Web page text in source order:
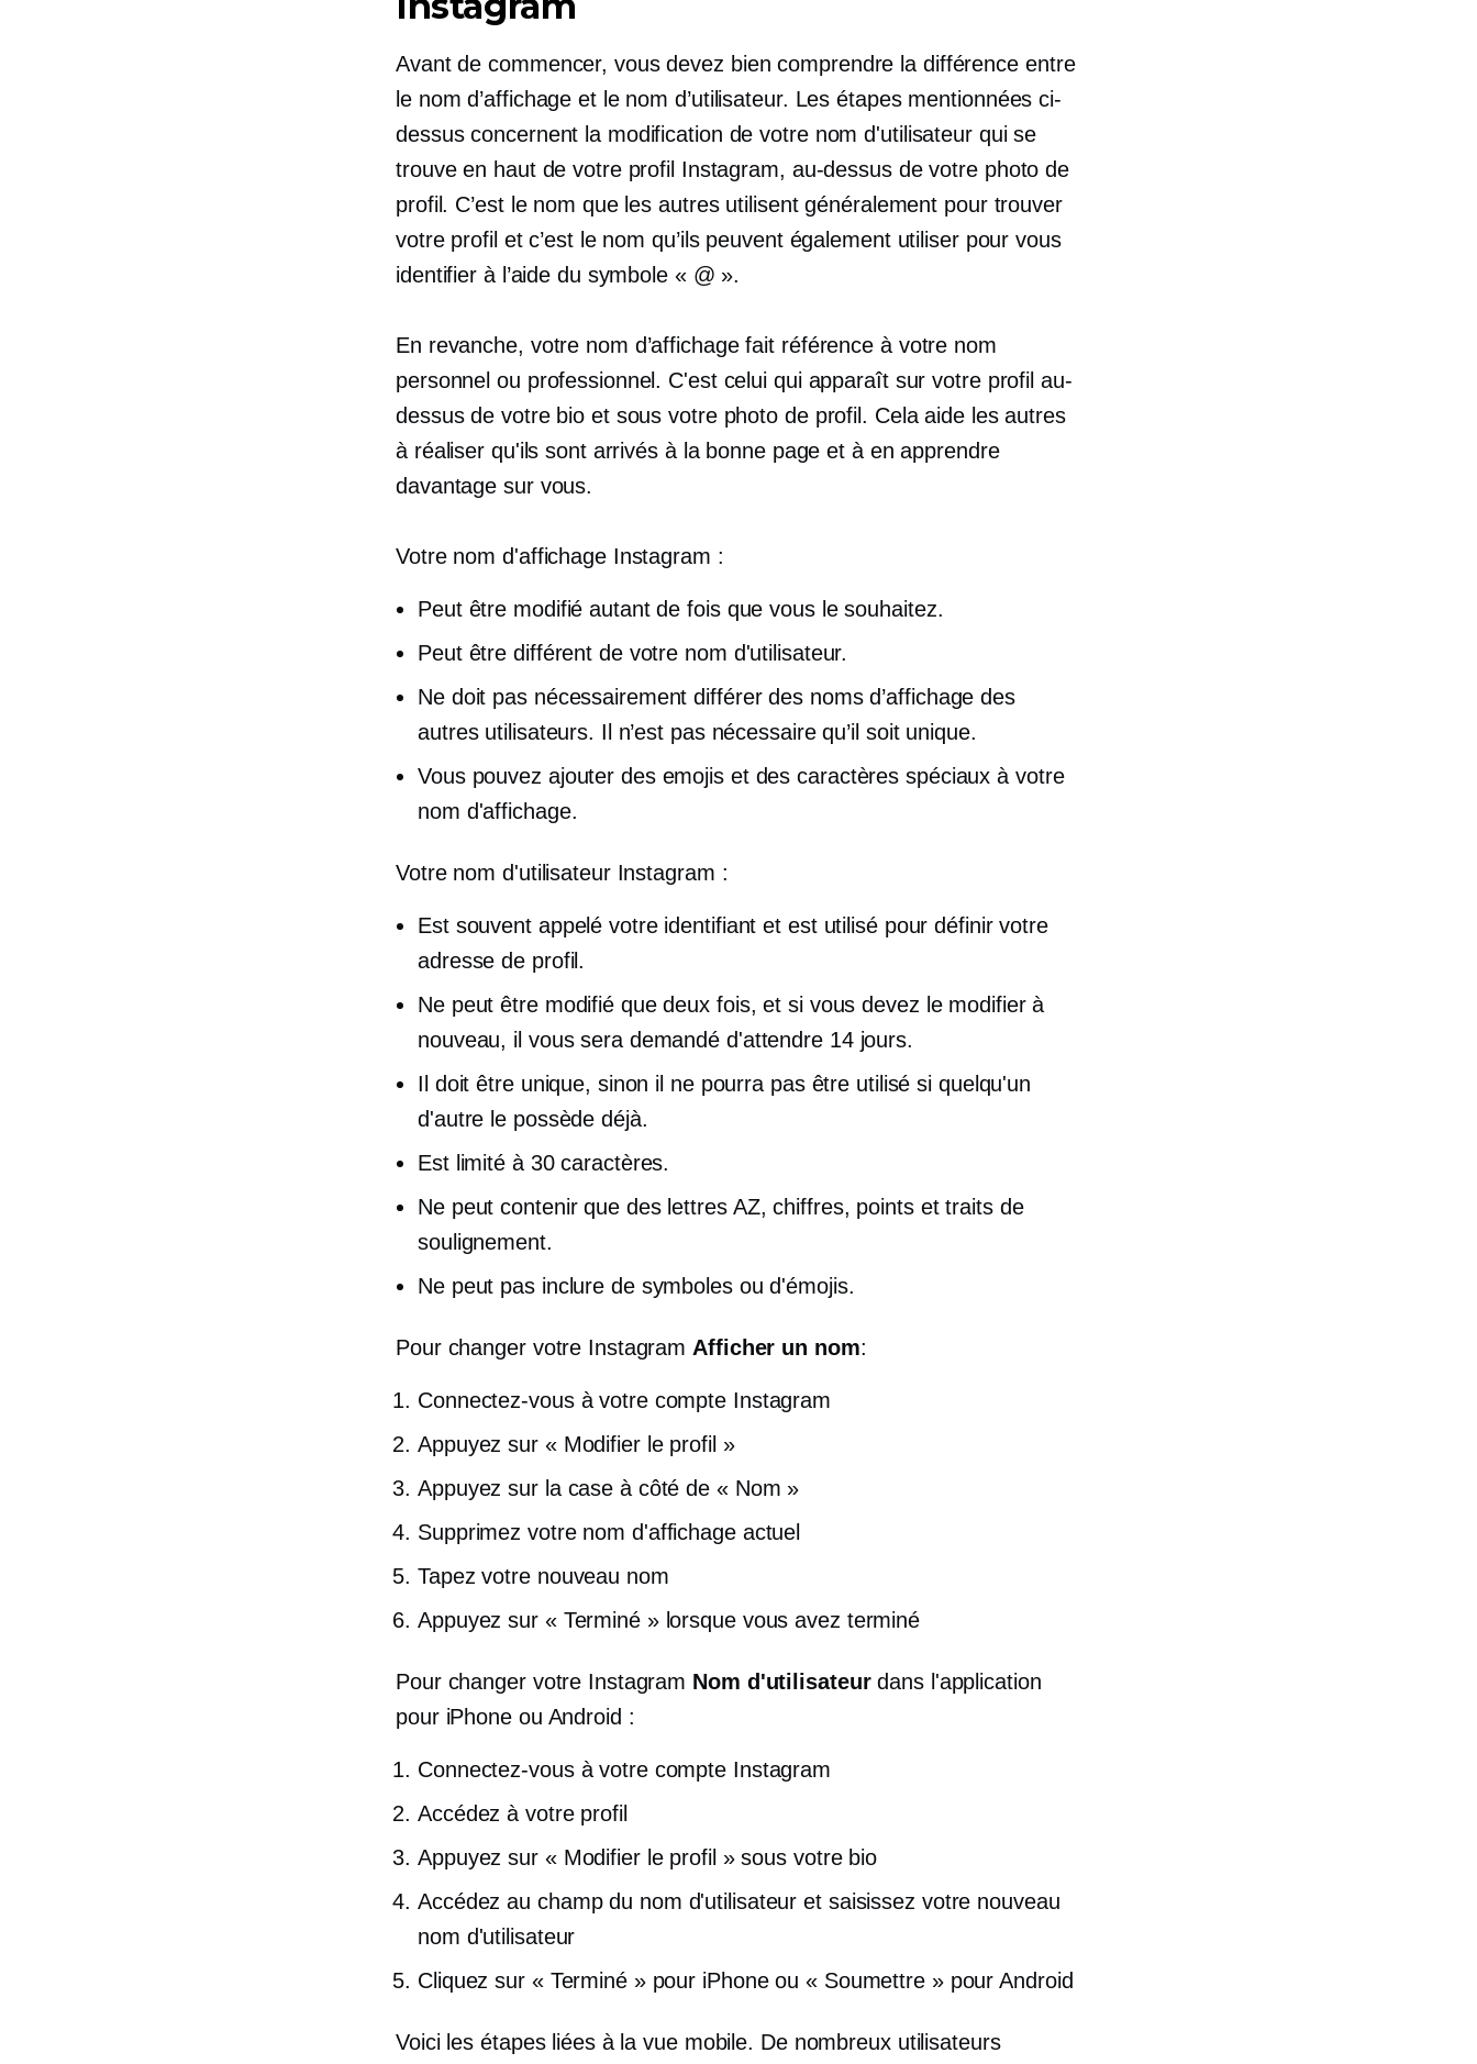
Avant de commencer, vous devez bien comprendre la différence entre
le nom d’affichage et le nom d’utilisateur. Les étapes mentionnées ci-
dessus concernent la modification de votre nom d'utilisateur qui se
trouve en haut de votre profil Instagram, au-dessus de votre photo de
profil. C’est le nom que les autres utilisent généralement pour trouver
votre profil et c’est le nom qu’ils peuvent également utiliser pour vous
identifier à l’aide du symbole « @ ».
En revanche, votre nom d’affichage fait référence à votre nom
personnel ou professionnel. C'est celui qui apparaît sur votre profil au-
dessus de votre bio et sous votre photo de profil. Cela aide les autres
à réaliser qu'ils sont arrivés à la bonne page et à en apprendre
davantage sur vous.
Votre nom d'affichage Instagram :
Peut être modifié autant de fois que vous le souhaitez.
Peut être différent de votre nom d'utilisateur.
Ne doit pas nécessairement différer des noms d’affichage des
autres utilisateurs. Il n’est pas nécessaire qu’il soit unique.
Vous pouvez ajouter des emojis et des caractères spéciaux à votre
nom d'affichage.
Votre nom d'utilisateur Instagram :
Est souvent appelé votre identifiant et est utilisé pour définir votre
adresse de profil.
Ne peut être modifié que deux fois, et si vous devez le modifier à
nouveau, il vous sera demandé d'attendre 14 jours.
Il doit être unique, sinon il ne pourra pas être utilisé si quelqu'un
d'autre le possède déjà.
Est limité à 30 caractères.
Ne peut contenir que des lettres AZ, chiffres, points et traits de
soulignement.
Ne peut pas inclure de symboles ou d'émojis.
Pour changer votre Instagram Afficher un nom:
Connectez-vous à votre compte Instagram
Appuyez sur « Modifier le profil »
Appuyez sur la case à côté de « Nom »
Supprimez votre nom d'affichage actuel
Tapez votre nouveau nom
Appuyez sur « Terminé » lorsque vous avez terminé
Pour changer votre Instagram Nom d'utilisateurdans l'application
pour iPhone ou Android :
Connectez-vous à votre compte Instagram
Accédez à votre profil
Appuyez sur « Modifier le profil » sous votre bio
Accédez au champ du nom d'utilisateur et saisissez votre nouveau
nom d'utilisateur
Cliquez sur « Terminé » pour iPhone ou « Soumettre » pour Android
Voici les étapes liées à la vue mobile. De nombreux utilisateurs